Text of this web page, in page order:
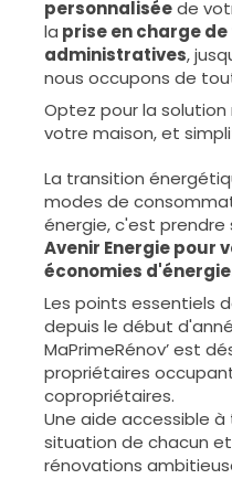
personnaliséede
la prise en charge
administratives,
nous occupons de
Optez pour la
votre maison, et
La transition
modes de
énergie, c'est prendre
Avenir Energie pour
économies
Les points essentiels
depuis le début
MaPrimeRénov’ est
propriétaires
copropriétaires.
Une aide accessible à
situation de chacun
rénovations